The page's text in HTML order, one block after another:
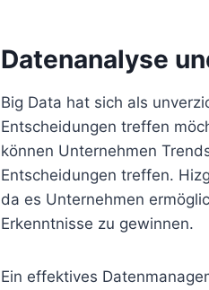
Datenanalyse
Big Data hat sich als
Entscheidungen treffen
können Unternehmen
Entscheidungen treffen.
da es Unternehmen
Erkenntnisse zu gewinnen.
Ein effektives